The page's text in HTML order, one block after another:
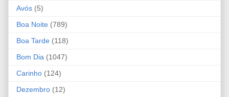
Avós (5)
Boa Noite (789)
Boa Tarde (118)
Bom Dia (1047)
Carinho (124)
Dezembro (12)